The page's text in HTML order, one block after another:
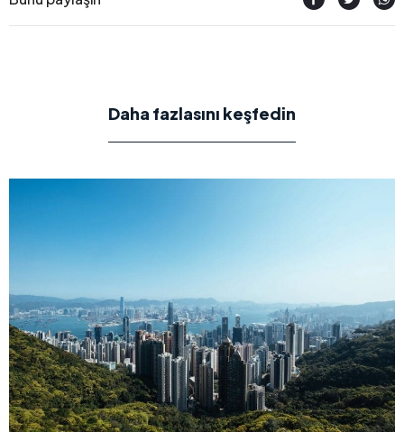
Daha fazlasını keşfedin